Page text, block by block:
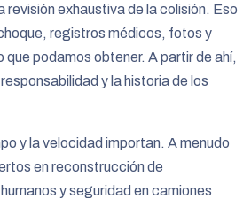
revisión exhaustiva de la colisión. Eso
registros médicos, fotos y
que podamos obtener. A partir de ahí,
y la historia de los
y la velocidad importan. A menudo
en reconstrucción de
y seguridad en camiones